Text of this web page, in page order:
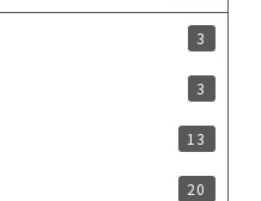
3
3
13
20